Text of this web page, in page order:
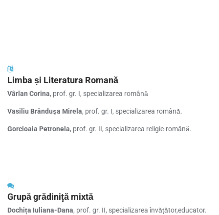
Limba și Literatura Romană
Vârlan Corina, prof. gr. I, specializarea română
Vasiliu Brânduşa Mirela, prof. gr. I, specializarea română.
Gorcioaia Petronela, prof. gr. II, specializarea religie-română.
Grupă grădiniţă mixtă
Dochița Iuliana-Dana, prof. gr. II, specializarea învățător,educator.